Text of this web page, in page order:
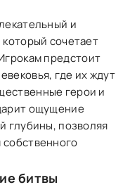
и
сочетает
предстоит
где их ждут
герои и
ощущение
глубины, позволяя
битвы